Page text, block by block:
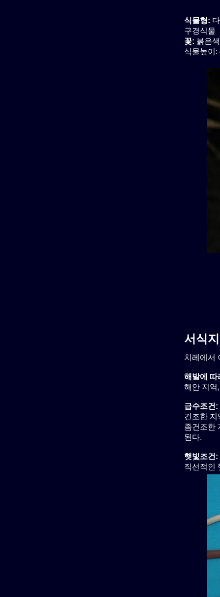
식물형:
구경식물
꽃: 붉은
식물높이:
서식지
치레에서
해발에 따
해안 지역
급수조건:
건조한 지
좀건조한
된다.
햇빛조건:
직선적인